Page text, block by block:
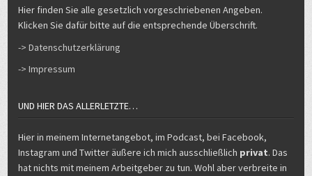
Hier finden Sie alle gesetzlich vorgeschriebenen Angeben.
Klicken Sie dafür bitte auf die entsprechende Überschrift.
-> Datenschutzerklärung
-> Impressum
UND HIER DAS ALLERLETZTE…
Hier in meinem Internetangebot, im Podcast, bei Facebook,
Instagram und Twitter äußere ich mich ausschließlich privat. Das
hat nichts mit meinem Arbeitgeber zu tun. Wohl aber verbreite in